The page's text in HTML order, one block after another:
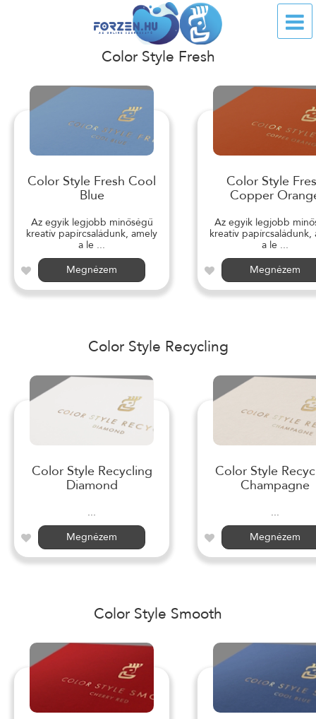
Color Style Fresh
Color Style Fresh Cool
Blue
Az egyik legjobb minőségű
kreatív papírcsaládunk, amely
a le ...
Megnézem
Color Style
Copper
Az egyik legjobb
kreatív papírcsaládunk,
a le ...
Megnézem
Color Style Recycling
Color Style Recycling
Diamond
...
Megnézem
Color Style
Champagne
...
Megnézem
Color Style Smooth